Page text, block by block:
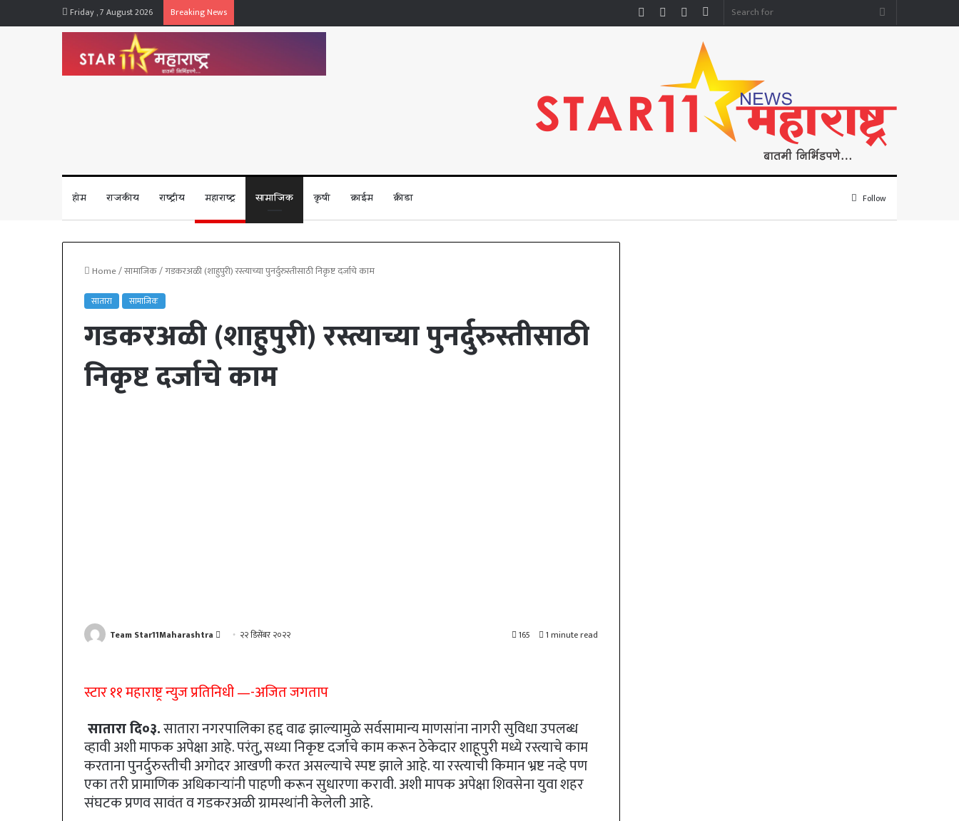
Friday , 7 August 2026 Breaking News
Search
Sidebar
Instagram
YouTube
Facebook
होम राजकीय राष्ट्रीय महाराष्ट्र सामाजिक कृषी क्राईम क्रीडा Follow
Home/सामाजिक/गडकरअळी (शाहुपुरी) रस्त्याच्या पुनर्दुरुस्तीसाठी निकृष्ट दर्जाचे काम
सातारा सामाजिक
गडकरअळी (शाहुपुरी) रस्त्याच्या पुनर्दुरुस्तीसाठी
निकृष्ट दर्जाचे काम
Team Star11Maharashtra
Send २२ डिसेंबर २०२२ 165 1 minute read
स्टार ११ महाराष्ट्र न्युज प्रतिनिधी —-अजित जगताप
सातारा दि०३.सातारा नगरपालिका हद्द वाढ झाल्यामुळे सर्वसामान्य माणसांना नागरी सुविधा उपलब्ध
व्हावी अशी माफक अपेक्षा आहे. परंतु, सध्या निकृष्ट दर्जाचे काम करून ठेकेदार शाहूपुरी मध्ये रस्त्याचे काम
करताना पुनर्दुरुस्तीची अगोदर आखणी करत असल्याचे स्पष्ट झाले आहे. या रस्त्याची किमान भ्रष्ट नव्हे पण
एका तरी प्रामाणिक अधिकाऱ्यांनी पाहणी करून सुधारणा करावी. अशी मापक अपेक्षा शिवसेना युवा शहर
संघटक प्रणव सावंत व गडकरअळी ग्रामस्थांनी केलेली आहे.